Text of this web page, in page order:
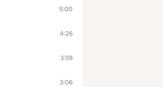
5:00
4:26
3:59
3:06